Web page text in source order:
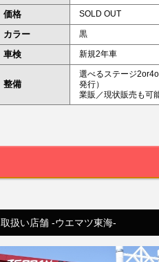
価格 SOLD OUT
カラー 黒
車検 新規2年車
整備
選べるステージ
発行）
業販／現状販売も可
取扱い店舗 -ウエマツ東海-